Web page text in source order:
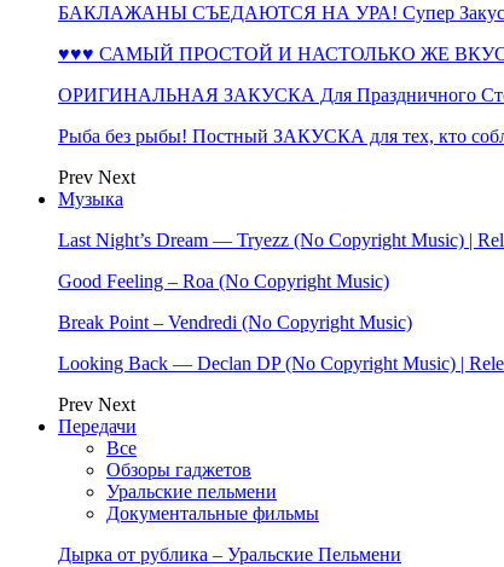
БАКЛАЖАНЫ СЪЕДАЮТСЯ НА УРА! Супер
♥♥♥ САМЫЙ ПРОСТОЙ И НАСТОЛЬКО ЖЕ
ОРИГИНАЛЬНАЯ ЗАКУСКА Для Праздничного
Рыба без рыбы! Постный ЗАКУСКА для тех, кто
Prev Next
Музыка
Last Night’s Dream — Tryezz (No Copyright Music) |
Good Feeling – Roa (No Copyright Music)
Break Point – Vendredi (No Copyright Music)
Looking Back — Declan DP (No Copyright Music) |
Prev Next
Передачи
Все
Обзоры гаджетов
Уральские пельмени
Документальные фильмы
Дырка от рублика – Уральские Пельмени